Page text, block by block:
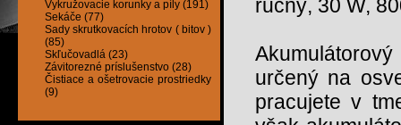
Vykružovacie korunky a píly (191)
Sekáče (77)
Sady skrutkovacích hrotov ( bitov )
(85)
Skľučovadlá (23)
Závitorezné príslušenstvo (28)
Čistiace a ošetrovacie prostriedky
(9)
ručný, 30 W,
určený na
pracujete v